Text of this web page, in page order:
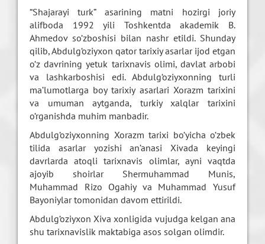
“Shajarayi turk” asarining matni hozirgi joriy
alifboda 1992 yili Toshkentda akademik B.
Ahmedov so‘zboshisi bilan nashr etildi. Shunday
qilib, Abdulg‘oziyxon qator tarixiy asarlar ijod etgan
o‘z davrining yetuk tarixnavis olimi, davlat arbobi
va lashkarboshisi edi. Abdulg‘oziyxonning turli
ma’lumotlarga boy tarixiy asarlari Xorazm tarixini
va umuman aytganda, turkiy xalqlar tarixini
o‘rganishda muhim manbadir.
Abdulg‘oziyxonning Xorazm tarixi bo‘yicha o‘zbek
tilida asarlar yozishi an’anasi Xivada keyingi
davrlarda atoqli tarixnavis olimlar, ayni vaqtda
ajoyib shoirlar Shermuhammad Munis,
Muhammad Rizo Ogahiy va Muhammad Yusuf
Bayoniylar tomonidan davom ettirildi.
Abdulg‘oziyxon Xiva xonligida vujudga kelgan ana
shu tarixnavislik maktabiga asos solgan olimdir.